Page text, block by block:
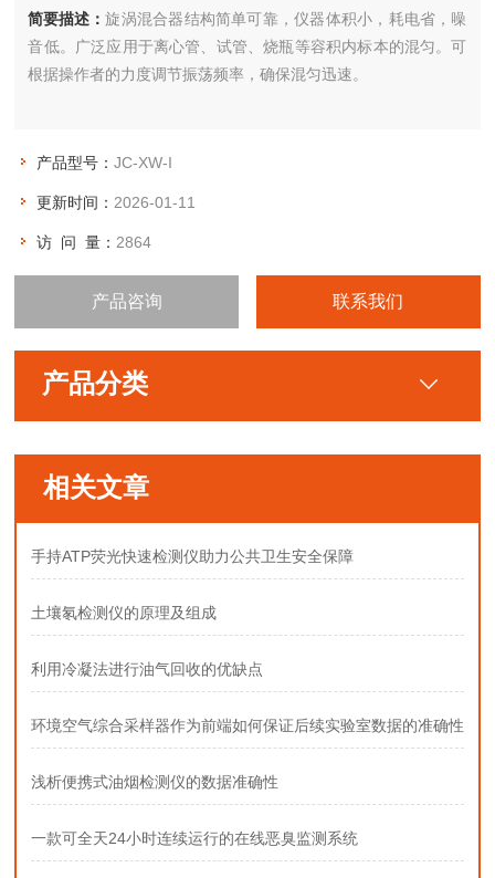
简要描述：旋涡混合器结构简单可靠，仪器体积小，耗电省，噪
音低。广泛应用于离心管、试管、烧瓶等容积内标本的混匀。可
根据操作者的力度调节振荡频率，确保混匀迅速。
产品型号：JC-XW-I
更新时间： 2026-01-11
访 问 量： 2864
产品咨询 联系我们
产品分类
相关文章
手持ATP荧光快速检测仪助力公共卫生安全保障
土壤氡检测仪的原理及组成
利用冷凝法进行油气回收的优缺点
环境空气综合采样器作为前端如何保证后续实验室数据的准确性
浅析便携式油烟检测仪的数据准确性
一款可全天24小时连续运行的在线恶臭监测系统